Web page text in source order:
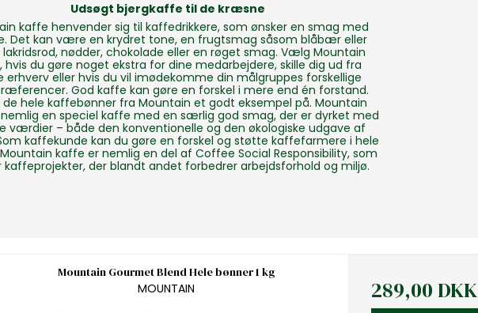
Udsøgt bjergkaffe til de kræsne
kaffe henvender sig til kaffedrikkere, som ønsker en smag med
Det kan være en krydret tone, en frugtsmag såsom blåbær eller
lakridsrod, nødder, chokolade eller en røget smag. Vælg Mountain
hvis du gøre noget ekstra for dine medarbejdere, skille dig ud fra
erhverv eller hvis du vil imødekomme din målgruppes forskellige
God kaffe kan gøre en forskel i mere end én forstand.
de hele kaffebønner fra Mountain et godt eksempel på. Mountain
en speciel kaffe med en særlig god smag, der er dyrket med
værdier – både den konventionelle og den økologiske udgave af
kaffekunde kan du gøre en forskel og støtte kaffefarmere i hele
kaffe er nemlig en del af Coffee Social Responsibility, som
der blandt andet forbedrer arbejdsforhold og miljø.
Mountain Gourmet Blend Hele bønner 1 kg
MOUNTAIN
289,00 DKK